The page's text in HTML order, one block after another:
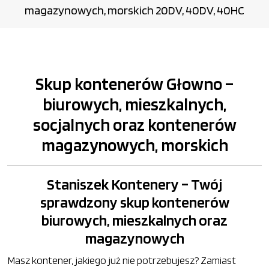
magazynowych, morskich 20DV, 40DV, 40HC
Skup kontenerów Głowno –
biurowych, mieszkalnych,
socjalnych oraz kontenerów
magazynowych, morskich
Staniszek Kontenery – Twój
sprawdzony skup kontenerów
biurowych, mieszkalnych oraz
magazynowych
Masz kontener, jakiego już nie potrzebujesz? Zamiast